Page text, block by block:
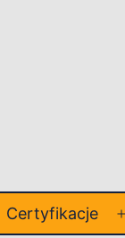
Certyfikacje